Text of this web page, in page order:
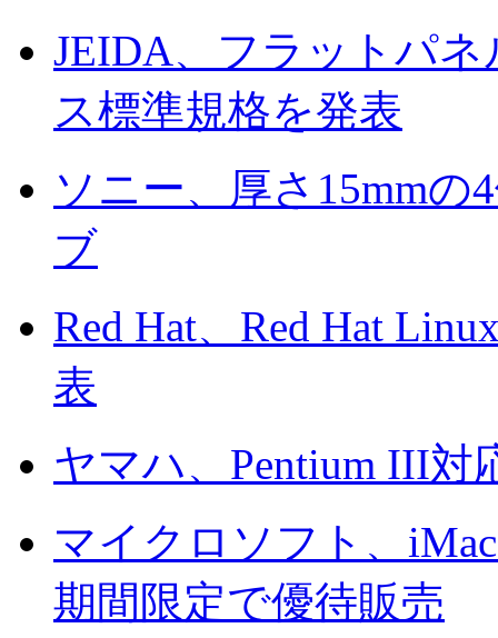
JEIDA、フラットパ
ス標準規格を発表
ソニー、厚さ15mmの
ブ
Red Hat、Red Hat
表
ヤマハ、Pentium III
マイクロソフト、
期間限定で優待販売